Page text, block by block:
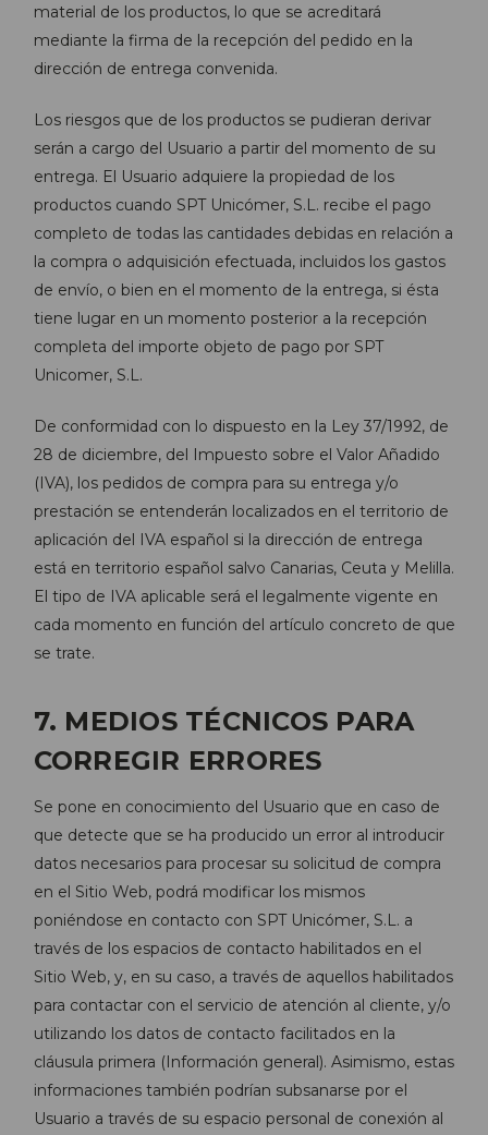
material de los productos, lo que se acreditará
mediante la firma de la recepción del pedido en la
dirección de entrega convenida.
Los riesgos que de los productos se pudieran derivar
serán a cargo del Usuario a partir del momento de su
entrega. El Usuario adquiere la propiedad de los
productos cuando SPT Unicómer, S.L. recibe el pago
completo de todas las cantidades debidas en relación a
la compra o adquisición efectuada, incluidos los gastos
de envío, o bien en el momento de la entrega, si ésta
tiene lugar en un momento posterior a la recepción
completa del importe objeto de pago por SPT
Unicomer, S.L.
De conformidad con lo dispuesto en la Ley 37/1992, de
28 de diciembre, del Impuesto sobre el Valor Añadido
(IVA), los pedidos de compra para su entrega y/o
prestación se entenderán localizados en el territorio de
aplicación del IVA español si la dirección de entrega
está en territorio español salvo Canarias, Ceuta y Melilla.
El tipo de IVA aplicable será el legalmente vigente en
cada momento en función del artículo concreto de que
se trate.
7. MEDIOS TÉCNICOS PARA
CORREGIR ERRORES
Se pone en conocimiento del Usuario que en caso de
que detecte que se ha producido un error al introducir
datos necesarios para procesar su solicitud de compra
en el Sitio Web, podrá modificar los mismos
poniéndose en contacto con SPT Unicómer, S.L. a
través de los espacios de contacto habilitados en el
Sitio Web, y, en su caso, a través de aquellos habilitados
para contactar con el servicio de atención al cliente, y/o
utilizando los datos de contacto facilitados en la
cláusula primera (Información general). Asimismo, estas
informaciones también podrían subsanarse por el
Usuario a través de su espacio personal de conexión al